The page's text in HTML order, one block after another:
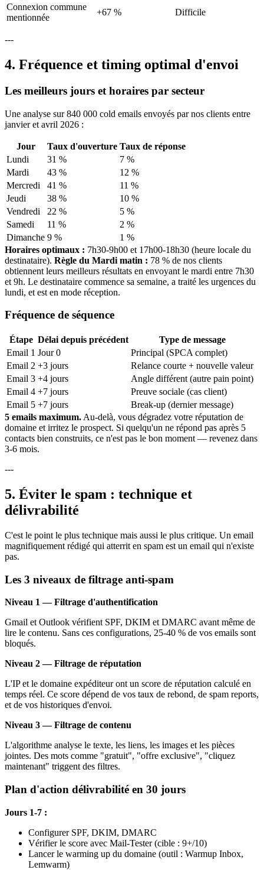
Connexion commune
mentionnée
+67 % Difficile
---
4. Fréquence et timing optimal d'envoi
Les meilleurs jours et horaires par secteur
Une analyse sur 840 000 cold emails envoyés par nos clients entre
janvier et avril 2026 :
Jour Taux d'ouverture Taux de réponse
Lundi
31 %
7 %
Mardi
43 %
12 %
Mercredi
41 %
11 %
Jeudi
38 %
10 %
Vendredi
22 %
5 %
Samedi
11 %
2 %
Dimanche 9 %
1 %
Horaires optimaux : 7h30-9h00 et 17h00-18h30 (heure locale du
destinataire). Règle du Mardi matin : 78 % de nos clients
obtiennent leurs meilleurs résultats en envoyant le mardi entre 7h30
et 9h. Le destinataire commence sa semaine, a traité les urgences du
lundi, et est en mode réception.
Fréquence de séquence
Étape Délai depuis précédent
Type de message
Email 1 Jour 0
Principal (SPCA complet)
Email 2 +3 jours
Relance courte + nouvelle valeur
Email 3 +4 jours
Angle différent (autre pain point)
Email 4 +7 jours
Preuve sociale (cas client)
Email 5 +7 jours
Break-up (dernier message)
5 emails maximum. Au-delà, vous dégradez votre réputation de
domaine et irritez le prospect. Si quelqu'un ne répond pas après 5
contacts bien construits, ce n'est pas le bon moment — revenez dans
3-6 mois.
---
5. Éviter le spam : technique et
délivrabilité
C'est le point le plus technique mais aussi le plus critique. Un email
magnifiquement rédigé qui atterrit en spam est un email qui n'existe
pas.
Les 3 niveaux de filtrage anti-spam
Niveau 1 — Filtrage d'authentification
Gmail et Outlook vérifient SPF, DKIM et DMARC avant même de
lire le contenu. Sans ces configurations, 25-40 % de vos emails sont
bloqués.
Niveau 2 — Filtrage de réputation
L'IP et le domaine expéditeur ont un score de réputation calculé en
temps réel. Ce score dépend de vos taux de rebond, de spam reports,
et de vos historiques d'envoi.
Niveau 3 — Filtrage de contenu
L'algorithme analyse le texte, les liens, les images et les pièces
jointes. Des mots comme "gratuit", "offre exclusive", "cliquez
maintenant" triggent des filtres.
Plan d'action délivrabilité en 30 jours
Jours 1-7 :
Configurer SPF, DKIM, DMARC
Vérifier le score avec Mail-Tester (cible : 9+/10)
Lancer le warming up du domaine (outil : Warmup Inbox,
Lemwarm)